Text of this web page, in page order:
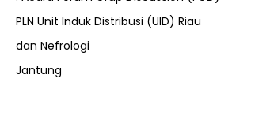
PLN Unit Induk Distribusi (UID) Riau
dan Nefrologi
Jantung